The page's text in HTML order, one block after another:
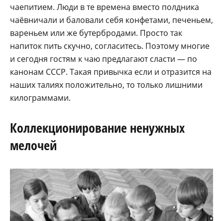
чаепитием. Люди в те времена вместо полдника
чаёвничали и баловали себя конфетами, печеньем,
вареньем или же бутербродами. Просто так
напиток пить скучно, согласитесь. Поэтому многие
и сегодня гостям к чаю предлагают сласти — по
канонам СССР. Такая привычка если и отразится на
наших талиях положительно, то только лишними
килограммами.
Коллекционирование ненужных
мелочей